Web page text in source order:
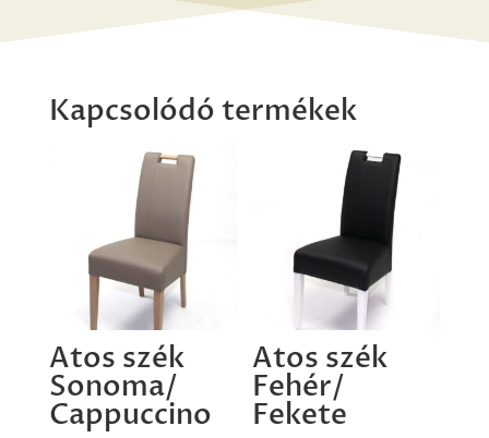
Kapcsolódó termékek
Atos szék
Sonoma/
Cappuccino
Atos szék
Fehér/
Fekete